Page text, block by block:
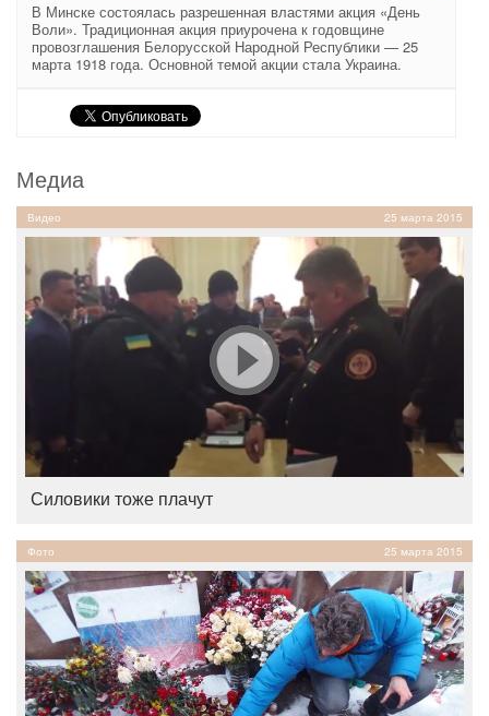
В Минске состоялась разрешенная властями акция «День
Воли». Традиционная акция приурочена к годовщине
провозглашения Белорусской Народной Республики — 25
марта 1918 года. Основной темой акции стала Украина.
Медиа
Видео 25 марта 2015
Силовики тоже плачут
Фото 25 марта 2015